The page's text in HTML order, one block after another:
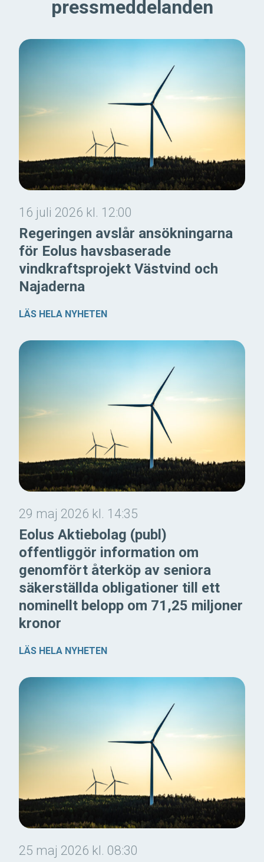
pressmeddelanden
16 juli 2026 kl. 12:00
Regeringen avslår ansökningarna
för Eolus havsbaserade
vindkraftsprojekt Västvind och
Najaderna
LÄS HELA NYHETEN
29 maj 2026 kl. 14:35
Eolus Aktiebolag (publ)
offentliggör information om
genomfört återköp av seniora
säkerställda obligationer till ett
nominellt belopp om 71,25 miljoner
kronor
LÄS HELA NYHETEN
25 maj 2026 kl. 08:30